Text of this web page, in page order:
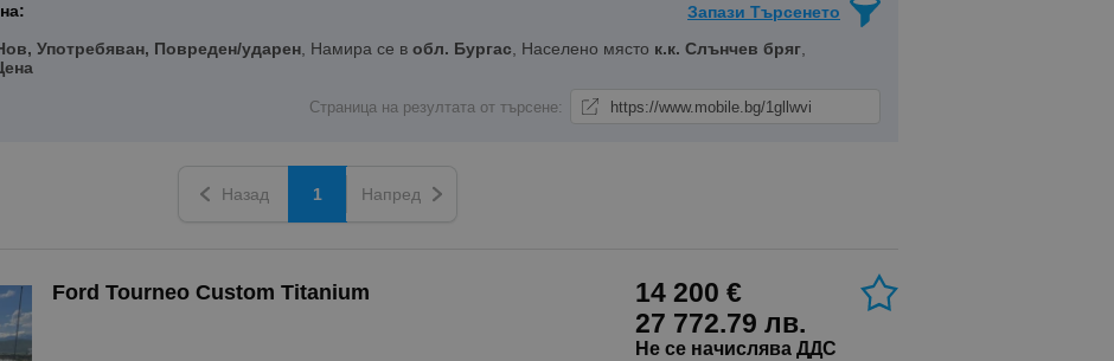
Запази Търсенето
Употребяван, Повреден/ударен, Намира се в обл. Бургас, Населено място к.к. Слънчев бряг,
Страница на резултата от търсене:
Назад 1 Напред
Ford Tourneo Custom Titanium
14 200 €
27 772.79 лв.
Не се начислява ДДС